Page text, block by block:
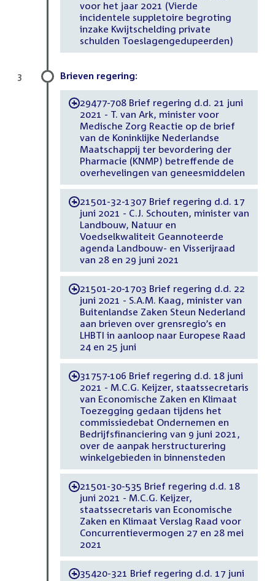
voor het jaar 2021 (Vierde
incidentele suppletoire begroting
inzake Kwijtschelding private
schulden Toeslagengedupeerden)
Brieven regering:
-29477-708 Brief regering d.d. 21 juni
2021 - T. van Ark, minister voor
Medische Zorg Reactie op de brief
van de Koninklijke Nederlandse
Maatschappij ter bevordering der
Pharmacie (KNMP) betreffende de
overhevelingen van geneesmiddelen
-21501-32-1307 Brief regering d.d. 17
juni 2021 - C.J. Schouten, minister van
Landbouw, Natuur en
Voedselkwaliteit Geannoteerde
agenda Landbouw- en Visserijraad
van 28 en 29 juni 2021
-21501-20-1703 Brief regering d.d. 22
juni 2021 - S.A.M. Kaag, minister van
Buitenlandse Zaken Steun Nederland
aan brieven over grensregio’s en
LHBTI in aanloop naar Europese Raad
24 en 25 juni
-31757-106 Brief regering d.d. 18 juni
2021 - M.C.G. Keijzer, staatssecretaris
van Economische Zaken en Klimaat
Toezegging gedaan tijdens het
commissiedebat Ondernemen en
Bedrijfsfinanciering van 9 juni 2021,
over de aanpak herstructurering
winkelgebieden in binnensteden
-21501-30-535 Brief regering d.d. 18
juni 2021 - M.C.G. Keijzer,
staatssecretaris van Economische
Zaken en Klimaat Verslag Raad voor
Concurrentievermogen 27 en 28 mei
2021
-35420-321 Brief regering d.d. 17 juni
3